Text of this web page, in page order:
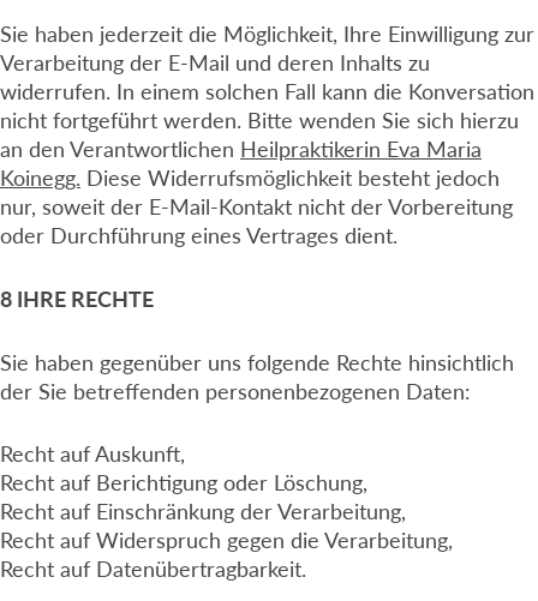
Sie haben jederzeit die Möglichkeit, Ihre Einwilligung zur
Verarbeitung der E-Mail und deren Inhalts zu
widerrufen. In einem solchen Fall kann die Konversation
nicht fortgeführt werden. Bitte wenden Sie sich hierzu
an den Verantwortlichen Heilpraktikerin Eva Maria
Koinegg. Diese Widerrufsmöglichkeit besteht jedoch
nur, soweit der E-Mail-Kontakt nicht der Vorbereitung
oder Durchführung eines Vertrages dient.
8 IHRE RECHTE
Sie haben gegenüber uns folgende Rechte hinsichtlich
der Sie betreffenden personenbezogenen Daten:
Recht auf Auskunft,
Recht auf Berichtigung oder Löschung,
Recht auf Einschränkung der Verarbeitung,
Recht auf Widerspruch gegen die Verarbeitung,
Recht auf Datenübertragbarkeit.